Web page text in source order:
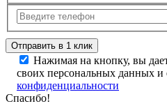
Нажимая на кнопку, вы
своих персональных данных и
конфиденциальности
Спасибо!